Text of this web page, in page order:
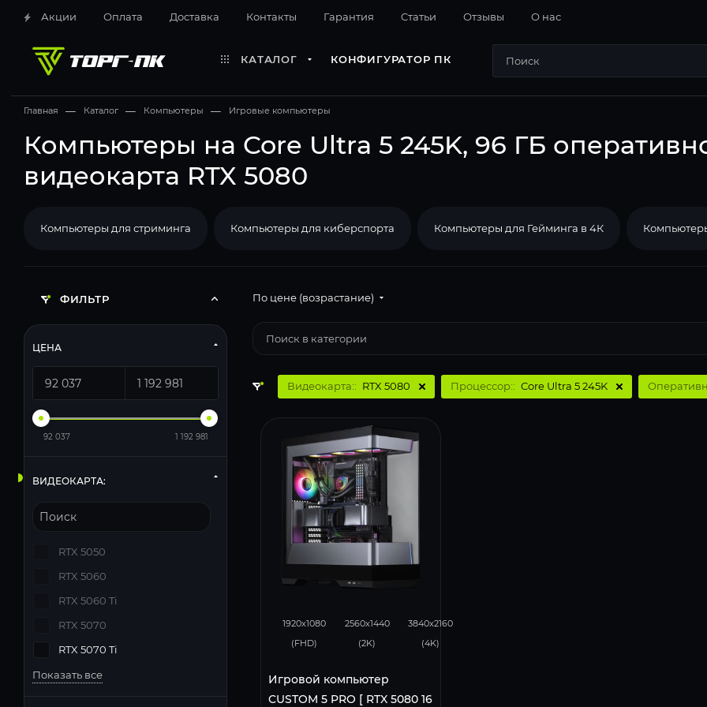
Акции Оплата Доставка Контакты Гарантия Cтатьи Отзывы О нас
КАТАЛОГ КОНФИГУРАТОР ПК
Главная — Каталог — Компьютеры — Игровые компьютеры
Компьютеры на Core Ultra 5 245K, 96 ГБ
видеокарта RTX 5080
Компьютеры для стриминга Компьютеры для киберспорта Компьютеры для Гейминга в 4К
По цене (возрастание)
Видеокарта:: RTX 5080 Процессор:: Core Ultra 5 245K
1920x1080
(FHD)
2560x1440
(2K)
3840x2160
(4K)
Игровой компьютер
CUSTOM 5 PRO [ RTX 5080 16
ФИЛЬТР
ЦЕНА
92 037 1 192 981
ВИДЕОКАРТА:
RTX 5050
RTX 5060
RTX 5060 Ti
RTX 5070
RTX 5070 Ti
Показать все